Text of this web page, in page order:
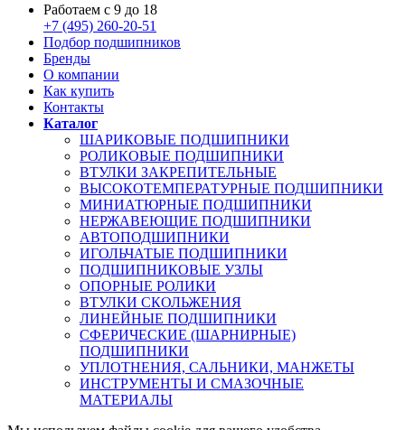
Работаем с 9 до 18
+7 (495) 260-20-51
Подбор подшипников
Бренды
О компании
Как купить
Контакты
Каталог
ШАРИКОВЫЕ ПОДШИПНИКИ
РОЛИКОВЫЕ ПОДШИПНИКИ
ВТУЛКИ ЗАКРЕПИТЕЛЬНЫЕ
ВЫСОКОТЕМПЕРАТУРНЫЕ ПОДШИПНИКИ
МИНИАТЮРНЫЕ ПОДШИПНИКИ
НЕРЖАВЕЮЩИЕ ПОДШИПНИКИ
АВТОПОДШИПНИКИ
ИГОЛЬЧАТЫЕ ПОДШИПНИКИ
ПОДШИПНИКОВЫЕ УЗЛЫ
ОПОРНЫЕ РОЛИКИ
ВТУЛКИ СКОЛЬЖЕНИЯ
ЛИНЕЙНЫЕ ПОДШИПНИКИ
СФЕРИЧЕСКИЕ (ШАРНИРНЫЕ)
ПОДШИПНИКИ
УПЛОТНЕНИЯ, САЛЬНИКИ, МАНЖЕТЫ
ИНСТРУМЕНТЫ И СМАЗОЧНЫЕ
МАТЕРИАЛЫ